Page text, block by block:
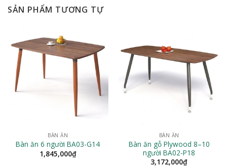
SẢN PHẨM TƯƠNG TỰ
BÀN ĂN
Bàn ăn 6 người BA03-G14
1,845,000₫
BÀN ĂN
Bàn ăn gỗ Plywood 8–10
người BA02-P18
3,172,000₫